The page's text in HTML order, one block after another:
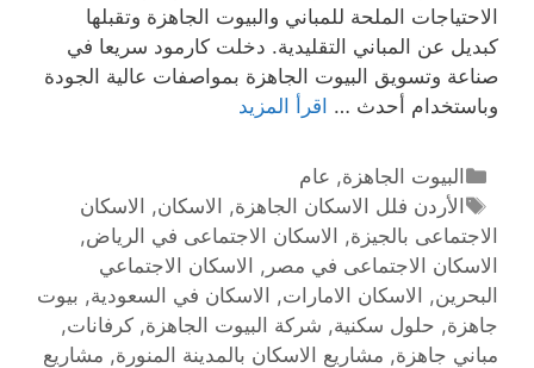
الاحتياجات الملحة للمباني والبيوت الجاهزة وتقبلها
كبديل عن المباني التقليدية. دخلت كارمود سريعا في
صناعة وتسويق البيوت الجاهزة بمواصفات عالية الجودة
وباستخدام أحدث … اقرأ المزيد
البيوت الجاهزة, عام
الأردن فلل الاسكان الجاهزة, الاسكان, الاسكان
الاجتماعى بالجيزة, الاسكان الاجتماعى في الرياض ,
الاسكان الاجتماعى في مصر, الاسكان الاجتماعي
البحرين, الاسكان الامارات, الاسكان في السعودية, بيوت
جاهزة, حلول سكنية, شركة البيوت الجاهزة, كرفانات,
مباني جاهزة, مشاريع الاسكان بالمدينة المنورة, مشاريع